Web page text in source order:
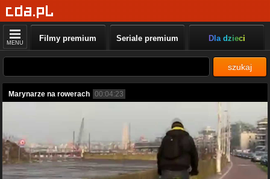
MENU Filmy premium Seriale premium Dla dzieci
szukaj
Marynarze na rowerach 00:04:23